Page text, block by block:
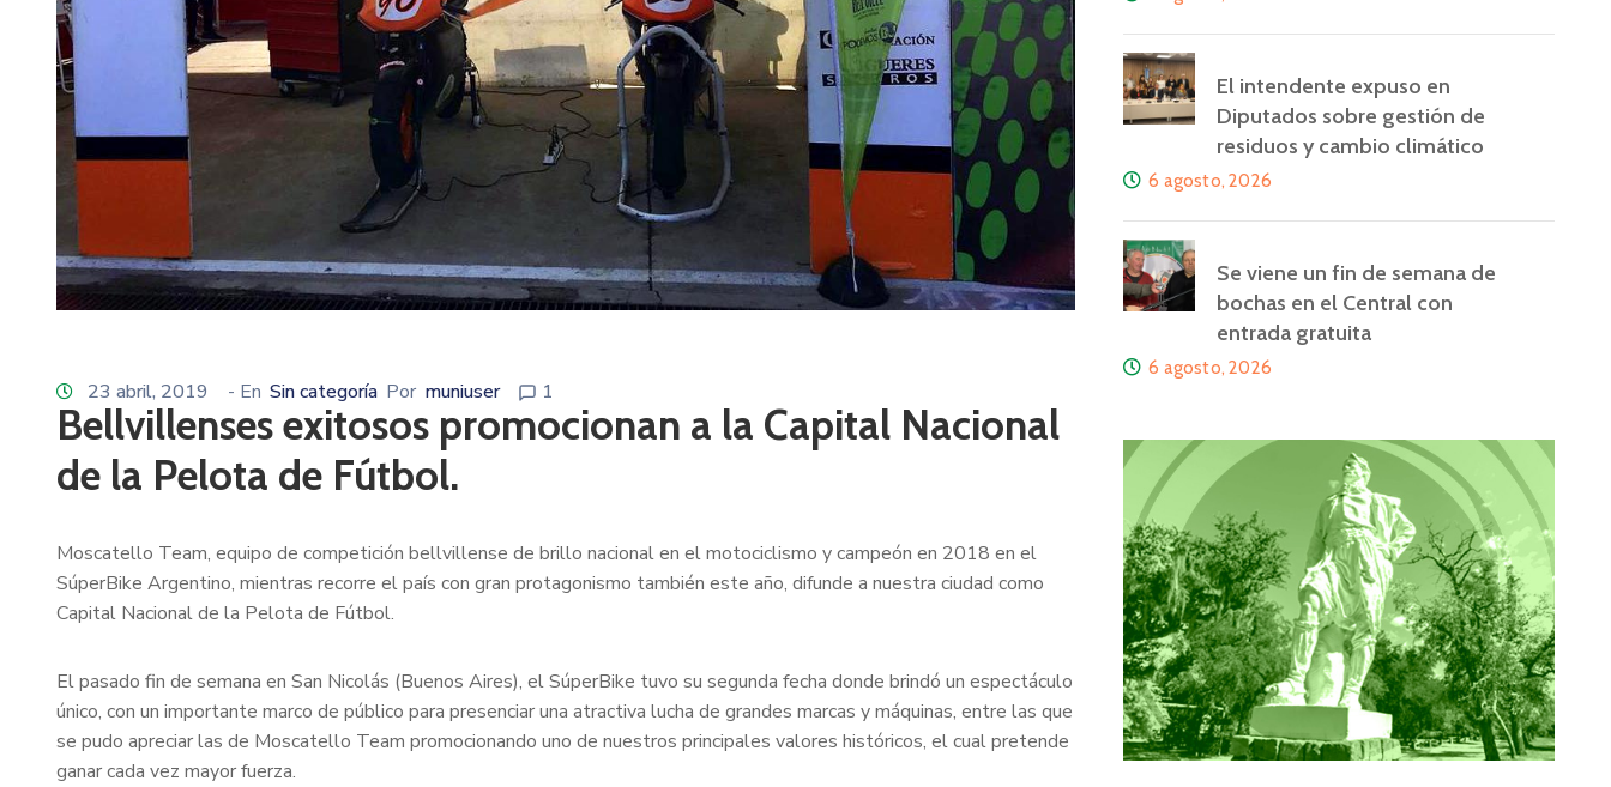
23 abril, 2019 - En Sin categoría Por muniuser 1
Bellvillenses exitosos promocionan a la Capital Nacional
de la Pelota de Fútbol.
Moscatello Team, equipo de competición bellvillense de brillo nacional en el motociclismo y campeón en 2018 en el
SúperBike Argentino, mientras recorre el país con gran protagonismo también este año, difunde a nuestra ciudad como
Capital Nacional de la Pelota de Fútbol.
El pasado fin de semana en San Nicolás (Buenos Aires), el SúperBike tuvo su segunda fecha donde brindó un espectáculo
único, con un importante marco de público para presenciar una atractiva lucha de grandes marcas y máquinas, entre las que
se pudo apreciar las de Moscatello Team promocionando uno de nuestros principales valores históricos, el cual pretende
ganar cada vez mayor fuerza.
El intendente expuso en
Diputados sobre gestión de
residuos y cambio climático
6 agosto, 2026
Se viene un fin de semana de
bochas en el Central con
entrada gratuita
6 agosto, 2026